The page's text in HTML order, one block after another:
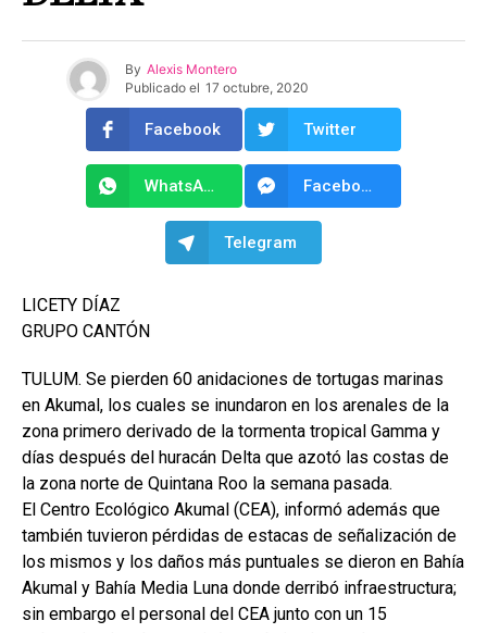
By Alexis Montero
Publicado el 17 octubre, 2020
Facebook Twitter
WhatsApp Facebook Messenger
Telegram
LICETY DÍAZ
GRUPO CANTÓN
TULUM. Se pierden 60 anidaciones de tortugas marinas
en Akumal, los cuales se inundaron en los arenales de la
zona primero derivado de la tormenta tropical Gamma y
días después del huracán Delta que azotó las costas de
la zona norte de Quintana Roo la semana pasada.
El Centro Ecológico Akumal (CEA), informó además que
también tuvieron pérdidas de estacas de señalización de
los mismos y los daños más puntuales se dieron en Bahía
Akumal y Bahía Media Luna donde derribó infraestructura;
sin embargo el personal del CEA junto con un 15